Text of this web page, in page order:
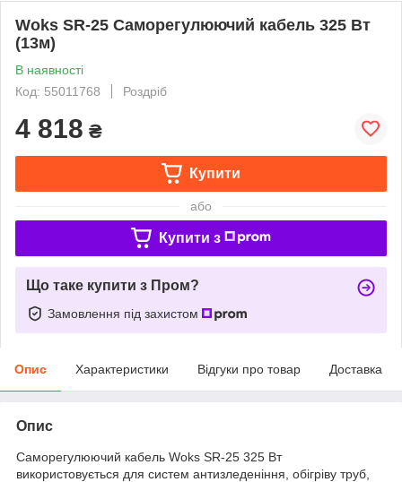
Woks SR-25 Саморегулюючий кабель 325 Вт
(13м)
В наявності
Код: 55011768
Роздріб
4 818 ₴
Купити
або
Купити з
Що таке купити з Пром?
Замовлення під захистом
Опис Характеристики Відгуки про товар Доставка
Опис
Саморегулюючий кабель Woks SR-25 325 Вт
використовується для систем антизледеніння, обігріву труб,